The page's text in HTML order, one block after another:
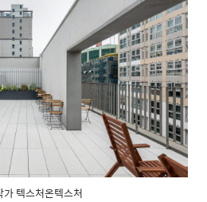
가 텍스처온텍스처